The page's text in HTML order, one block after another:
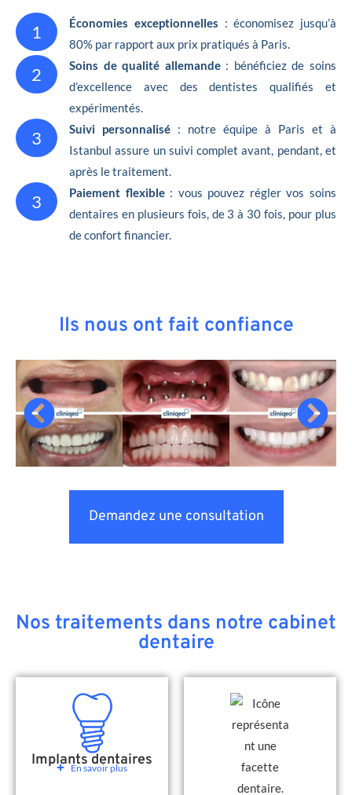
1 Économies exceptionnelles : économisez jusqu’à
80% par rapport aux prix pratiqués à Paris.
2 Soins de qualité allemande: bénéficiez de soins
d’excellence avec des dentistes qualifiés et
expérimentés.
3 Suivi personnalisé : notre équipe à Paris et à
Istanbul assure un suivi complet avant, pendant, et
après le traitement.
3 Paiement flexible: vous pouvez régler vos soins
dentaires en plusieurs fois, de 3 à 30 fois, pour plus
de confort financier.
Ils nous ont fait confiance
Demandez une consultation
Nos traitements dans notre cabinet
dentaire
Implants dentaires
En savoir plus